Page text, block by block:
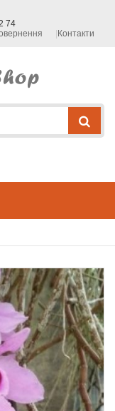
74
Контакти